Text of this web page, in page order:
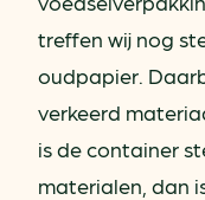
treffen wij nog
oudpapier.
verkeerd
is de container
materialen, dan